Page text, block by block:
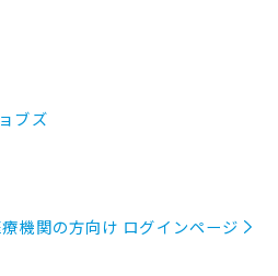
ブズ
機関の方向け ログインページ